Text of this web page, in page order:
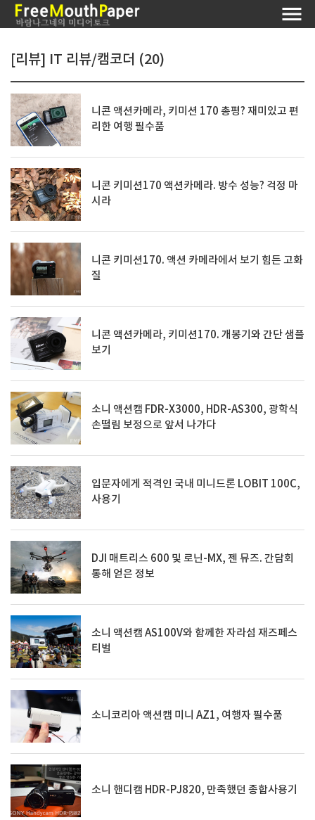
[리뷰] IT 리뷰/캠코더 (20)
니콘 액션카메라, 키미션 170 총평? 재미있고 편
리한 여행 필수품
니콘 키미션170 액션카메라. 방수 성능? 걱정 마
시라
니콘 키미션170. 액션 카메라에서 보기 힘든 고화
질
니콘 액션카메라, 키미션170. 개봉기와 간단 샘플
보기
소니 액션캠 FDR-X3000, HDR-AS300, 광학식
손떨림 보정으로 앞서 나가다
입문자에게 적격인 국내 미니드론 LOBIT 100C,
사용기
DJI 매트리스 600 및 로닌-MX, 젠 뮤즈. 간담회
통해 얻은 정보
소니 액션캠 AS100V와 함께한 자라섬 재즈페스
티벌
소니코리아 액션캠 미니 AZ1, 여행자 필수품
소니 핸디캠 HDR-PJ820, 만족했던 종합사용기